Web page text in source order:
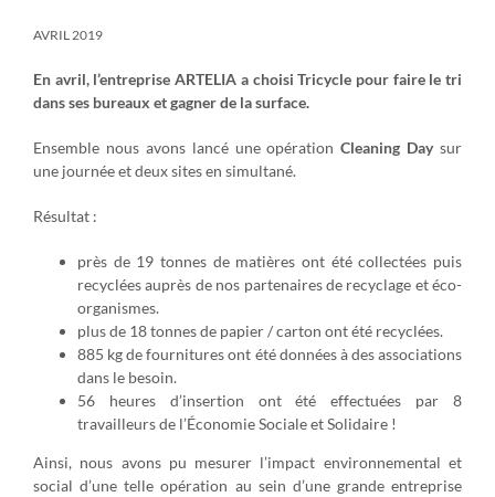
AVRIL 2019
En avril, l’entreprise ARTELIA a choisi Tricycle pour faire le tri
dans ses bureaux etgagnerde la surface.
Ensemble nous avons lancé une opérationCleaning Daysur
une journée et deux sites en simultané.
Résultat :
près de 19 tonnes de matières ont été collectées puis
recyclées auprès de nos partenaires de recyclage et éco-
organismes.
plus de 18 tonnes de papier / carton ont été recyclées.
885 kg de fournitures ont été données à des associations
dans le besoin.
56 heures d’insertion ont été effectuées par 8
travailleurs de l’Économie Sociale et Solidaire !
Ainsi, nous avons pu mesurer l’impact environnemental et
social d’une telle opération au sein d’une grande entreprise